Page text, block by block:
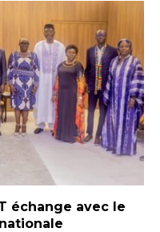
échange avec le